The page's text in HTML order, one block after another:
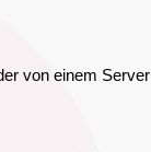
von einem Server